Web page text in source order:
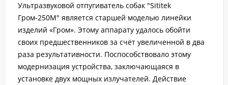
Ультразвуковой отпугиватель собак "Sititek
Гром-250М" является старшей моделью линейки
изделий «Гром». Этому аппарату удалось обойти
своих предшественников за счёт увеличенной в два
раза результативности. Поспособствовало этому
модернизация устройства, заключающаяся в
установке двух мощных излучателей. Действие